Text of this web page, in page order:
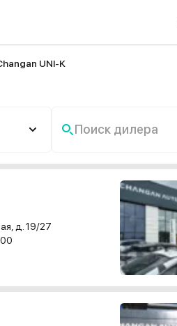
UNI-K
Поиск дилера
По запросу «» ничего не
д. 19/27